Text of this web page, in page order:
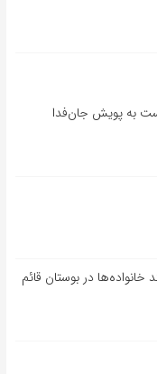
به پویش جان‌فدا
در بوستان قائم